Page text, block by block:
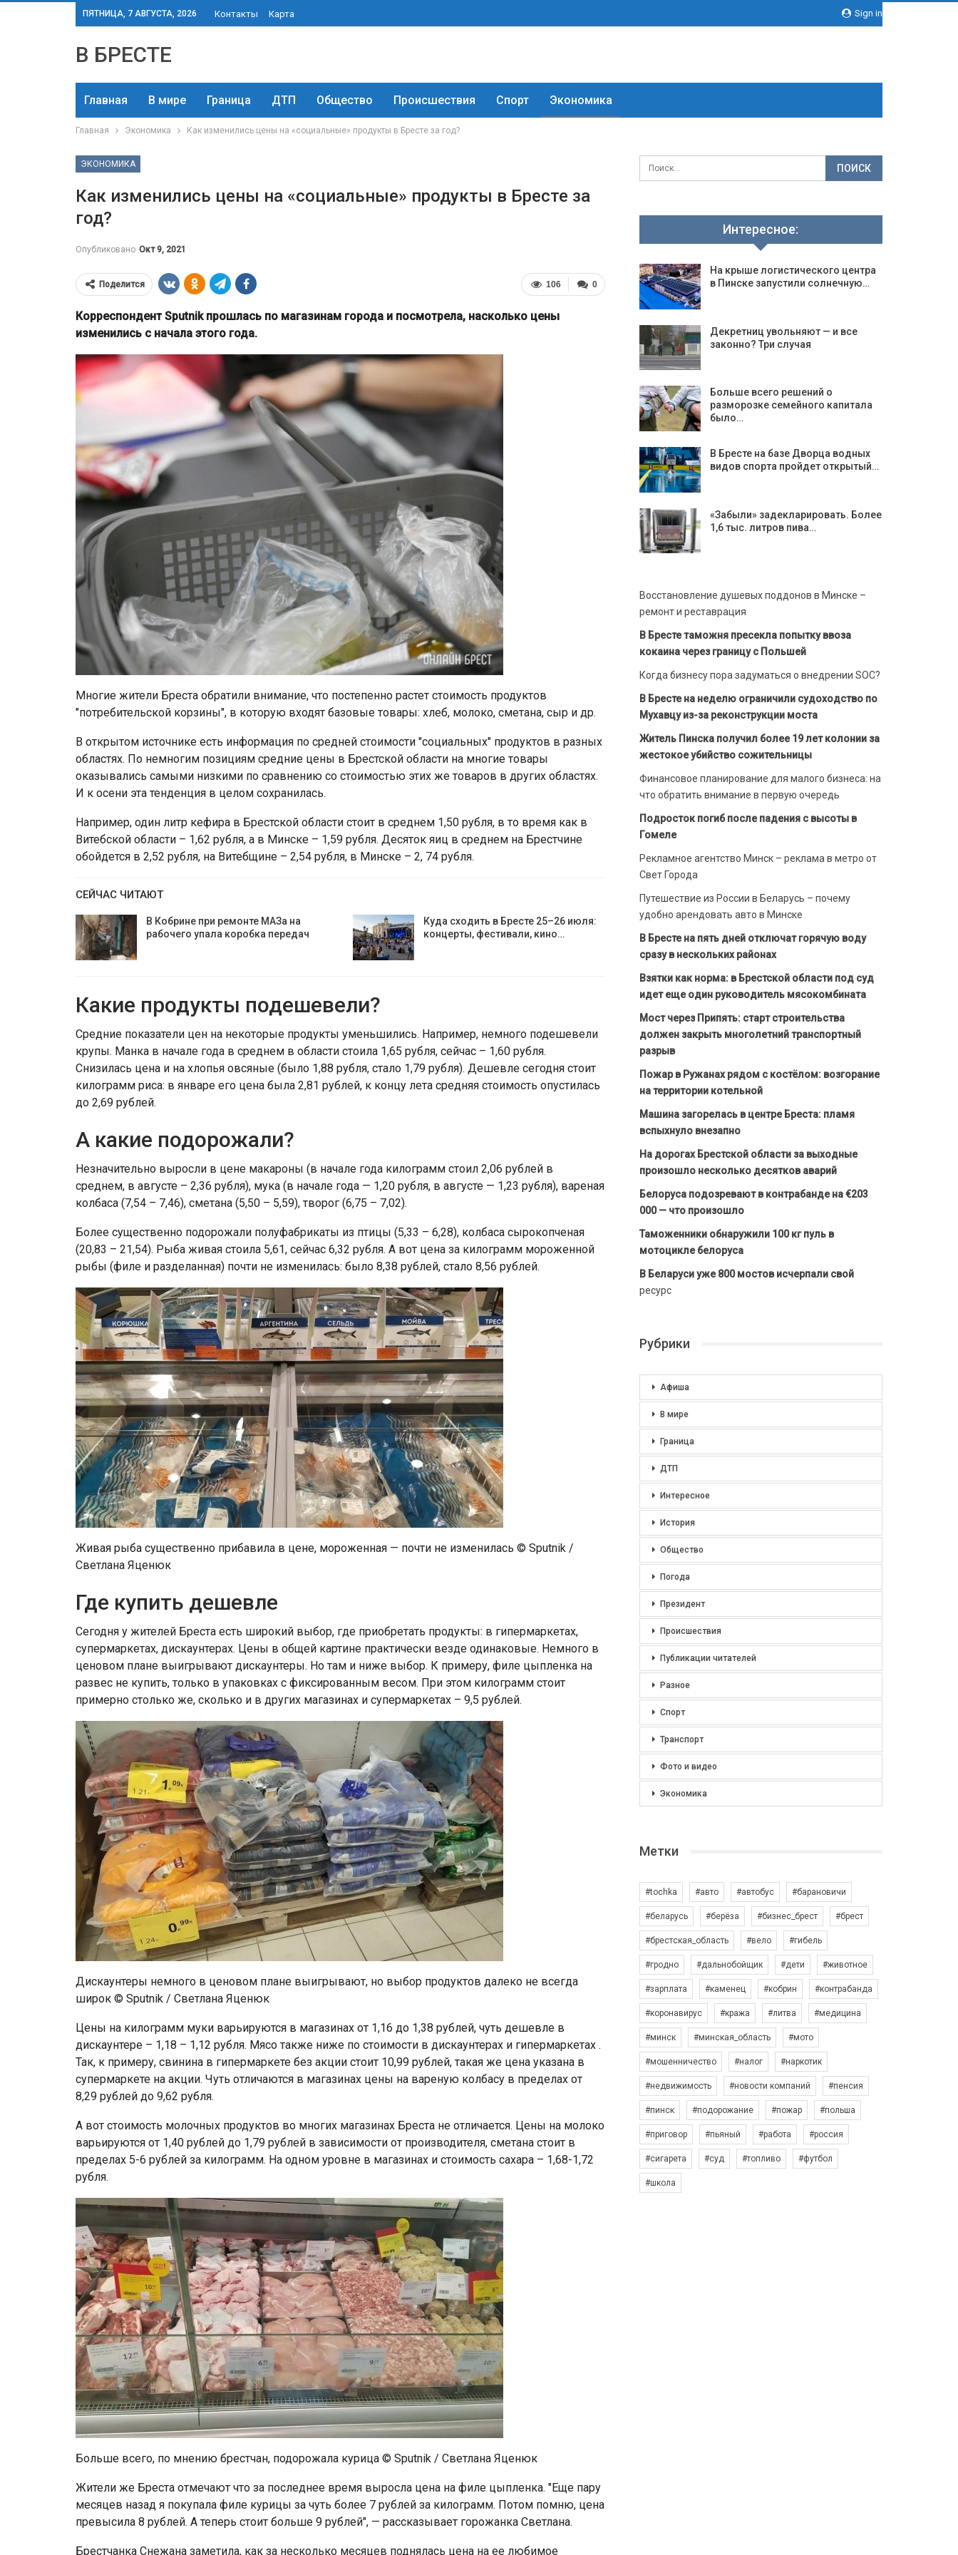
Sign in
ПЯТНИЦА, 7 АВГУСТА, 2026 Контакты Карта
В БРЕСТЕ
Главная В мире Граница ДТП Общество Происшествия Спорт Экономика
Главная Экономика Как изменились цены на «социальные» продукты в Бресте за год?
ЭКОНОМИКА
Как изменились цены на «социальные» продукты в Бресте за
год?
Опубликовано Окт 9, 2021
0
106
Поделится
Корреспондент Sputnik прошлась по магазинам города и посмотрела, насколько цены
изменились с начала этого года.
Многие жители Бреста обратили внимание, что постепенно растет стоимость продуктов
"потребительской корзины", в которую входят базовые товары: хлеб, молоко, сметана, сыр и др.
В открытом источнике есть информация по средней стоимости "социальных" продуктов в разных
областях. По немногим позициям средние цены в Брестской области на многие товары
оказывались самыми низкими по сравнению со стоимостью этих же товаров в других областях.
И к осени эта тенденция в целом сохранилась.
Например, один литр кефира в Брестской области стоит в среднем 1,50 рубля, в то время как в
Витебской области – 1,62 рубля, а в Минске – 1,59 рубля. Десяток яиц в среднем на Брестчине
обойдется в 2,52 рубля, на Витебщине – 2,54 рубля, в Минске – 2, 74 рубля.
СЕЙЧАС ЧИТАЮТ
В Кобрине при ремонте МАЗа на
рабочего упала коробка передач
Куда сходить в Бресте 25–26 июля:
концерты, фестивали, кино…
Какие продукты подешевели?
Средние показатели цен на некоторые продукты уменьшились. Например, немного подешевели
крупы. Манка в начале года в среднем в области стоила 1,65 рубля, сейчас – 1,60 рубля.
Снизилась цена и на хлопья овсяные (было 1,88 рубля, стало 1,79 рубля). Дешевле сегодня стоит
килограмм риса: в январе его цена была 2,81 рублей, к концу лета средняя стоимость опустилась
до 2,69 рублей.
А какие подорожали?
Незначительно выросли в цене макароны (в начале года килограмм стоил 2,06 рублей в
среднем, в августе – 2,36 рубля), мука (в начале года — 1,20 рубля, в августе — 1,23 рубля), вареная
колбаса (7,54 – 7,46), сметана (5,50 – 5,59), творог (6,75 – 7,02).
Более существенно подорожали полуфабрикаты из птицы (5,33 – 6,28), колбаса сырокопченая
(20,83 – 21,54). Рыба живая стоила 5,61, сейчас 6,32 рубля. А вот цена за килограмм мороженной
рыбы (филе и разделанная) почти не изменилась: было 8,38 рублей, стало 8,56 рублей.
Живая рыба существенно прибавила в цене, мороженная — почти не изменилась © Sputnik /
Светлана Яценюк
Где купить дешевле
Сегодня у жителей Бреста есть широкий выбор, где приобретать продукты: в гипермаркетах,
супермаркетах, дискаунтерах. Цены в общей картине практически везде одинаковые. Немного в
ценовом плане выигрывают дискаунтеры. Но там и ниже выбор. К примеру, филе цыпленка на
развес не купить, только в упаковках с фиксированным весом. При этом килограмм стоит
примерно столько же, сколько и в других магазинах и супермаркетах – 9,5 рублей.
Дискаунтеры немного в ценовом плане выигрывают, но выбор продуктов далеко не всегда
широк © Sputnik / Светлана Яценюк
Цены на килограмм муки варьируются в магазинах от 1,16 до 1,38 рублей, чуть дешевле в
дискаунтере – 1,18 – 1,12 рубля. Мясо также ниже по стоимости в дискаунтерах и гипермаркетах .
Так, к примеру, свинина в гипермаркете без акции стоит 10,99 рублей, такая же цена указана в
супермаркете на акции. Чуть отличаются в магазинах цены на вареную колбасу в пределах от
8,29 рублей до 9,62 рубля.
А вот стоимость молочных продуктов во многих магазинах Бреста не отличается. Цены на молоко
варьируются от 1,40 рублей до 1,79 рублей в зависимости от производителя, сметана стоит в
пределах 5-6 рублей за килограмм. На одном уровне в магазинах и стоимость сахара – 1,68-1,72
рубля.
Больше всего, по мнению брестчан, подорожала курица © Sputnik / Светлана Яценюк
Жители же Бреста отмечают что за последнее время выросла цена на филе цыпленка. "Еще пару
месяцев назад я покупала филе курицы за чуть более 7 рублей за килограмм. Потом помню, цена
превысила 8 рублей. А теперь стоит больше 9 рублей", — рассказывает горожанка Светлана.
Брестчанка Снежана заметила, как за несколько месяцев поднялась цена на ее любимое
Интересное:
На крыше логистического центра
в Пинске запустили солнечную…
Декретниц увольняют — и все
законно? Три случая
Больше всего решений о
разморозке семейного капитала
было…
В Бресте на базе Дворца водных
видов спорта пройдет открытый…
«Забыли» задекларировать. Более
1,6 тыс. литров пива…
Восстановление душевых поддонов в Минске –
ремонт и реставрация
В Бресте таможня пресекла попытку ввоза
кокаина через границу с Польшей
Когда бизнесу пора задуматься о внедрении SOC?
В Бресте на неделю ограничили судоходство по
Мухавцу из-за реконструкции моста
Житель Пинска получил более 19 лет колонии за
жестокое убийство сожительницы
Финансовое планирование для малого бизнеса: на
что обратить внимание в первую очередь
Подросток погиб после падения с высоты в
Гомеле
Рекламное агентство Минск – реклама в метро от
Свет Города
Путешествие из России в Беларусь – почему
удобно арендовать авто в Минске
В Бресте на пять дней отключат горячую воду
сразу в нескольких районах
Взятки как норма: в Брестской области под суд
идет еще один руководитель мясокомбината
Мост через Припять: старт строительства
должен закрыть многолетний транспортный
разрыв
Пожар в Ружанах рядом с костёлом: возгорание
на территории котельной
Машина загорелась в центре Бреста: пламя
вспыхнуло внезапно
На дорогах Брестской области за выходные
произошло несколько десятков аварий
Белоруса подозревают в контрабанде на €203
000 — что произошло
Таможенники обнаружили 100 кг пуль в
мотоцикле белоруса
В Беларуси уже 800 мостов исчерпали свой
ресурс
Рубрики
Афиша
В мире
Граница
ДТП
Интересное
История
Общество
Погода
Президент
Происшествия
Публикации читателей
Разное
Спорт
Транспорт
Фото и видео
Экономика
Метки
#tochka #авто #автобус #барановичи
#беларусь #берёза #бизнес_брест #брест
#брестская_область #вело #гибель
#гродно #дальнобойщик #дети #животное
#зарплата #каменец #кобрин #контрабанда
#коронавирус #кража #литва #медицина
#минск #минская_область #мото
#мошенничество #налог #наркотик
#недвижимость #новости компаний #пенсия
#пинск #подорожание #пожар #польша
#приговор #пьяный #работа #россия
#сигарета #суд #топливо #футбол
#школа